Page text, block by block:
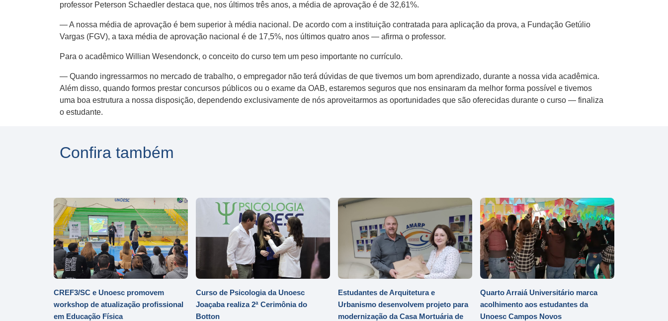
professor Peterson Schaedler destaca que, nos últimos três anos, a média de aprovação é de 32,61%.
— A nossa média de aprovação é bem superior à média nacional. De acordo com a instituição contratada para aplicação da prova, a Fundação Getúlio
Vargas (FGV), a taxa média de aprovação nacional é de 17,5%, nos últimos quatro anos — afirma o professor.
Para o acadêmico Willian Wesendonck, o conceito do curso tem um peso importante no currículo.
— Quando ingressarmos no mercado de trabalho, o empregador não terá dúvidas de que tivemos um bom aprendizado, durante a nossa vida acadêmica.
Além disso, quando formos prestar concursos públicos ou o exame da OAB, estaremos seguros que nos ensinaram da melhor forma possível e tivemos
uma boa estrutura a nossa disposição, dependendo exclusivamente de nós aproveitarmos as oportunidades que são oferecidas durante o curso — finaliza
o estudante.
Confira também
CREF3/SC e Unoesc promovem
workshop de atualização profissional
em Educação Física
Curso de Psicologia da Unoesc
Joaçaba realiza 2ª Cerimônia do
Botton
Estudantes de Arquitetura e
Urbanismo desenvolvem projeto para
modernização da Casa Mortuária de
Quarto Arraiá Universitário marca
acolhimento aos estudantes da
Unoesc Campos Novos